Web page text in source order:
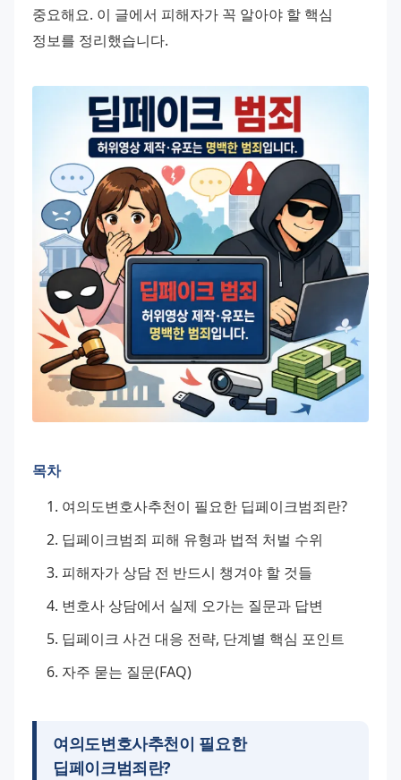
중요해요. 이 글에서 피해자가 꼭 알아야 할 핵심
정보를 정리했습니다.
목차
여의도변호사추천이 필요한 딥페이크범죄란?
딥페이크범죄 피해 유형과 법적 처벌 수위
피해자가 상담 전 반드시 챙겨야 할 것들
변호사 상담에서 실제 오가는 질문과 답변
딥페이크 사건 대응 전략, 단계별 핵심 포인트
자주 묻는 질문(FAQ)
여의도변호사추천이 필요한
딥페이크범죄란?